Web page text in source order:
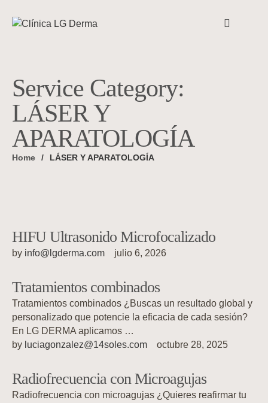
Service Category:
LÁSER Y
APARATOLOGÍA
Home / LÁSER Y APARATOLOGÍA
HIFU Ultrasonido Microfocalizado
by info@lgderma.com julio 6, 2026
Tratamientos combinados
Tratamientos combinados ¿Buscas un resultado global y
personalizado que potencie la eficacia de cada sesión?
En LG DERMA aplicamos …
by luciagonzalez@14soles.com octubre 28, 2025
Radiofrecuencia con Microagujas
Radiofrecuencia con microagujas ¿Quieres reafirmar tu